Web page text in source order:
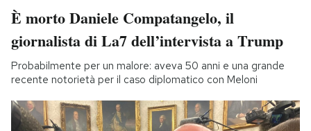
È morto Daniele Compatangelo, il
giornalista di La7 dell’intervista a Trump
Probabilmente per un malore: aveva 50 anni e una grande
recente notorietà per il caso diplomatico con Meloni